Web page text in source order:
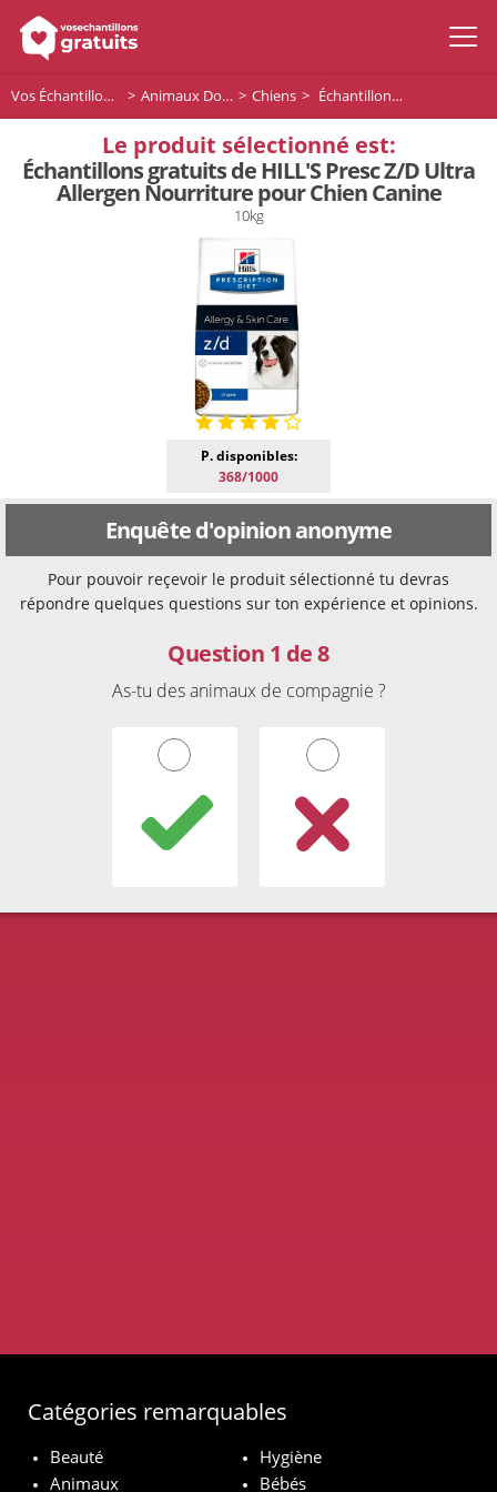
Vos Échantillons Gratuits Animaux Domestiques Chiens Échantillons gratuits de HILL'S Presc Z/D Ultra Allergen Nourriture pour Chien Canine
Le produit sélectionné est:
Échantillons gratuits de HILL'S Presc Z/D Ultra
Allergen Nourriture pour Chien Canine
10kg
P. disponibles:
368/1000
Enquête d'opinion anonyme
Pour pouvoir reçevoir le produit sélectionné tu devras
répondre quelques questions sur ton expérience et opinions.
Question 1 de 8
As-tu des animaux de compagnie ?
Catégories remarquables
Beauté
Hygiène
Animaux
Bébés